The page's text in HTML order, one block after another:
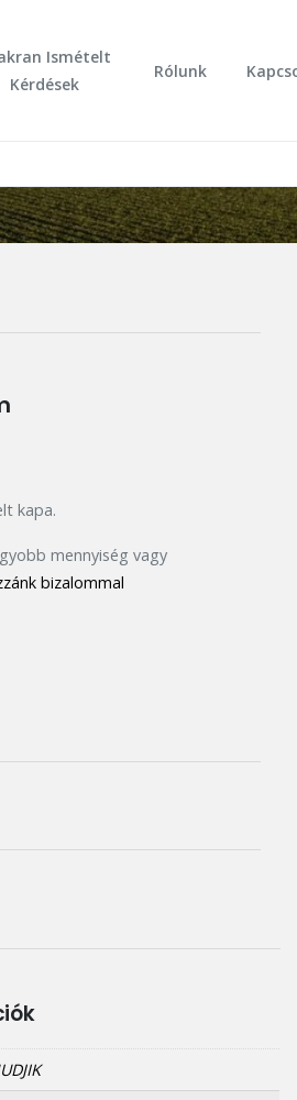
Ismételt
Kérdések
Rólunk
kapa.
mennyiség vagy
bizalommal